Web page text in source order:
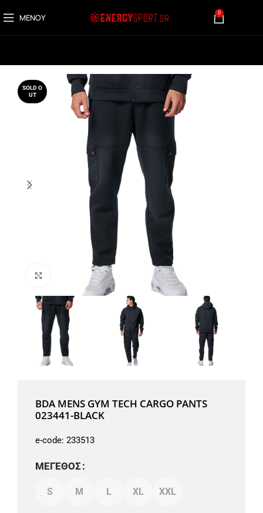
ΜΕΝΟΎ 0
SOLD O
UT
Μεγέθυνση
BDA MENS GYM TECH CARGO PANTS
023441-BLACK
e-code: 233513
ΜΈΓΕΘΟΣ
S M L XL XXL